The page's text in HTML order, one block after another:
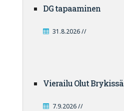
DG tapaaminen
31.8.2026 //
Vierailu Olut Brykissä
7.9.2026 //